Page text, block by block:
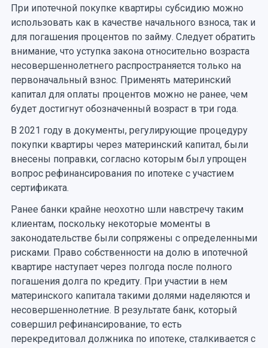
При ипотечной покупке квартиры субсидию можно
использовать как в качестве начального взноса, так и
для погашения процентов по займу. Следует обратить
внимание, что уступка закона относительно возраста
несовершеннолетнего распространяется только на
первоначальный взнос. Применять материнский
капитал для оплаты процентов можно не ранее, чем
будет достигнут обозначенный возраст в три года.
В 2021 году в документы, регулирующие процедуру
покупки квартиры через материнский капитал, были
внесены поправки, согласно которым был упрощен
вопрос рефинансирования по ипотеке с участием
сертификата.
Ранее банки крайне неохотно шли навстречу таким
клиентам, поскольку некоторые моменты в
законодательстве были сопряжены с определенными
рисками. Право собственности на долю в ипотечной
квартире наступает через полгода после полного
погашения долга по кредиту. При участии в нем
материнского капитала такими долями наделяются и
несовершеннолетние. В результате банк, который
совершил рефинансирование, то есть
перекредитовал должника по ипотеке, сталкивается с